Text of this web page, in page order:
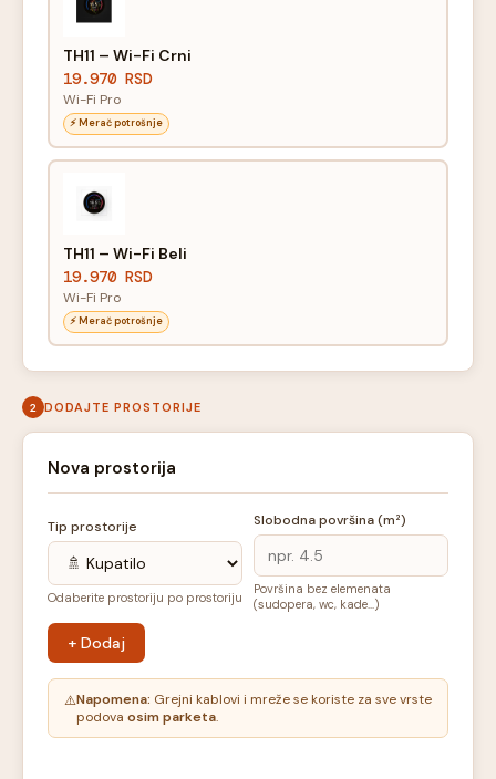
TH11 – Wi-Fi Crni
19.970 RSD
Wi-Fi Pro
⚡ Merač potrošnje
TH11 – Wi-Fi Beli
19.970 RSD
Wi-Fi Pro
⚡ Merač potrošnje
2 DODAJTE PROSTORIJE
Nova prostorija
Tip prostorije
Odaberite prostoriju po prostoriju
Slobodna površina (m²)
Površina bez elemenata
(sudopera, wc, kade...)
+ Dodaj
⚠️Napomena: Grejni kablovi i mreže se koriste za sve vrste
podova osim parketa.